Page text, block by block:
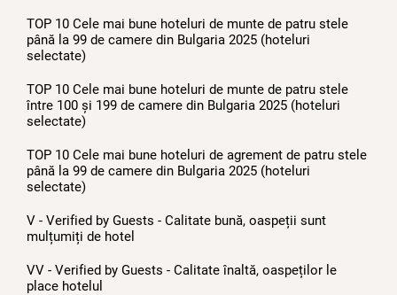
TOP 10 Cele mai bune hoteluri de munte de patru stele
până la 99 de camere din Bulgaria 2025 (hoteluri
selectate)
TOP 10 Cele mai bune hoteluri de munte de patru stele
între 100 și 199 de camere din Bulgaria 2025 (hoteluri
selectate)
TOP 10 Cele mai bune hoteluri de agrement de patru stele
până la 99 de camere din Bulgaria 2025 (hoteluri
selectate)
V - Verified by Guests - Calitate bună, oaspeții sunt
mulțumiți de hotel
VV - Verified by Guests - Calitate înaltă, oaspeților le
place hotelul